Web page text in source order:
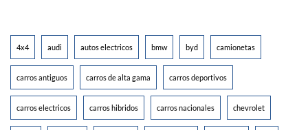
4x4 audi autos electricos bmw byd camionetas
carros antiguos carros de alta gama carros deportivos
carros electricos carros hibridos carros nacionales chevrolet